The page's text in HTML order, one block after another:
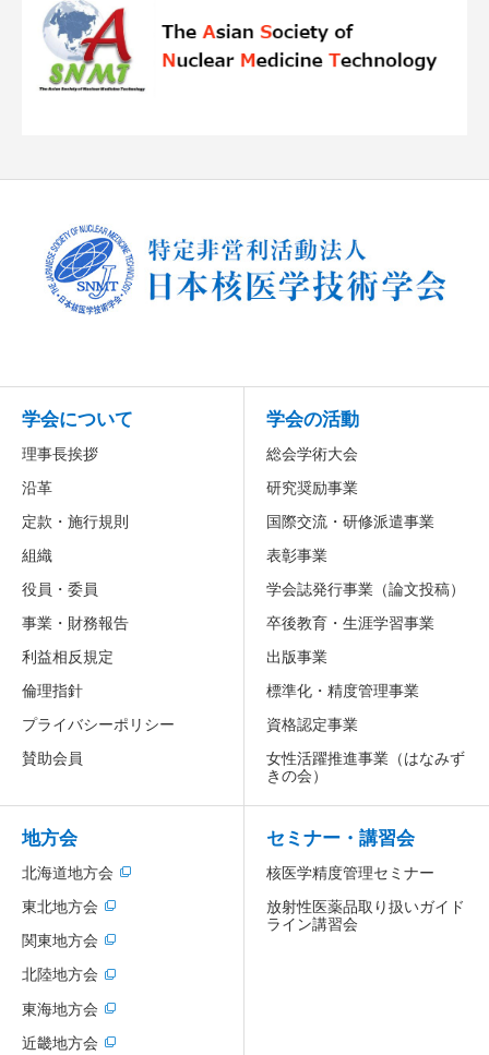
学会について
理事長挨拶
沿革
定款・施行規則
組織
役員・委員
事業・財務報告
利益相反規定
倫理指針
プライバシーポリシー
賛助会員
学会の活動
総会学術大会
研究奨励事業
国際交流・研修派遣事業
表彰事業
学会誌発行事業（論文投稿）
卒後教育・生涯学習事業
出版事業
標準化・精度管理事業
資格認定事業
女性活躍推進事業 （はなみず
きの会）
地方会
北海道地方会
東北地方会
関東地方会
北陸地方会
東海地方会
近畿地方会
セミナー・講習会
核医学精度管理セミナー
放射性医薬品取り扱いガイド
ライン講習会